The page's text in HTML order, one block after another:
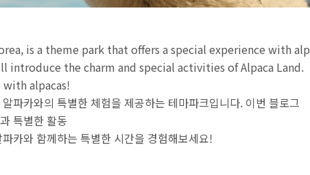
is a theme park that offers a special experience with alp
introduce the charm and special activities of Alpaca Land.
alpacas!
파카와의 특별한 체험을 제공하는 테마파크입니다. 이번 블로그
특별한 활동
카와 함께하는 특별한 시간을 경험해보세요!